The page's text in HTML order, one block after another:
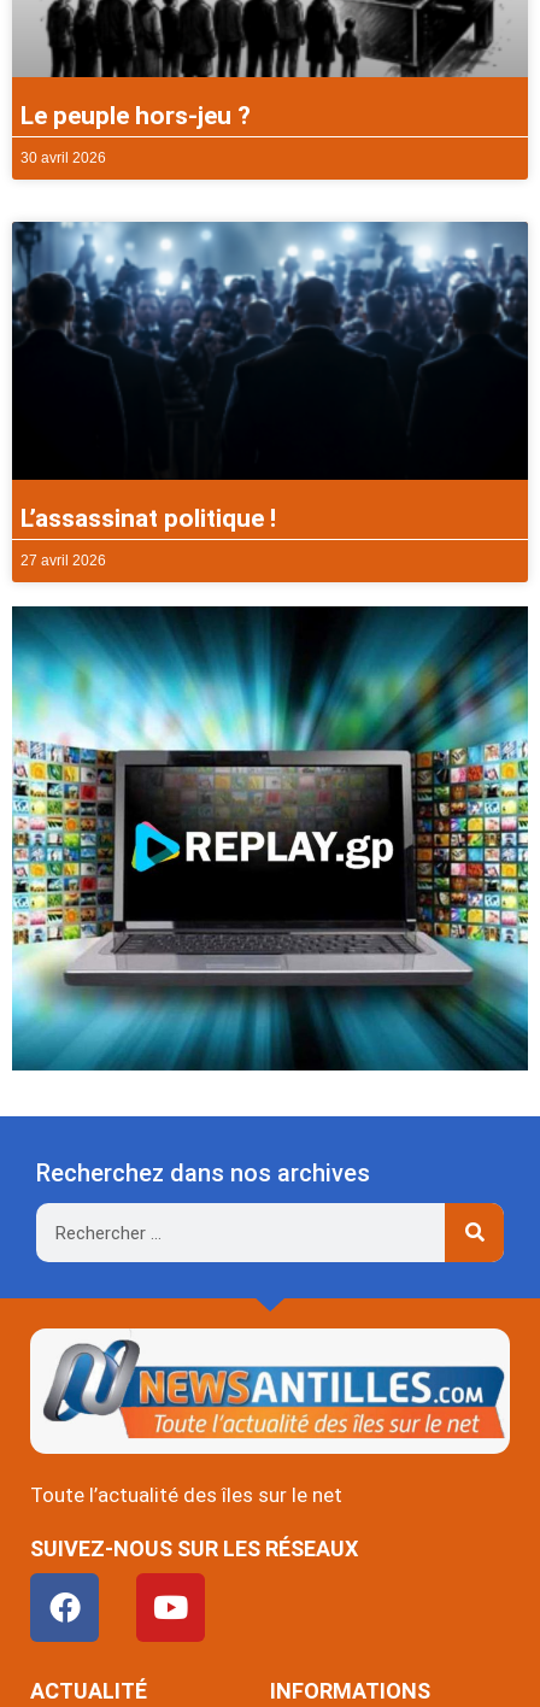
Le peuple hors-jeu ?
30 avril 2026
L’assassinat politique !
27 avril 2026
Recherchez dans nos archives
Rechercher
Toute l’actualité des îles sur le net
SUIVEZ-NOUS SUR LES RÉSEAUX
F
a
c
e
Y
o
u
ACTUALITÉ INFORMATIONS